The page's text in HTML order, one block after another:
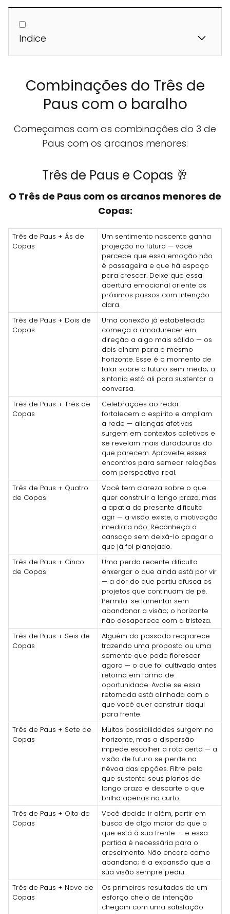
Indice
Combinações do Três de
Paus com o baralho
Começamos com as combinações do 3 de
Paus com os arcanos menores:
Três de Paus e Copas 🥂
O Três de Paus com os arcanos menores de
Copas:
Três de Paus + Ás de
Copas
Um sentimento nascente ganha
projeção no futuro — você
percebe que essa emoção não
é passageira e que há espaço
para crescer. Deixe que essa
abertura emocional oriente os
próximos passos com intenção
clara.
Três de Paus + Dois de
Copas
Uma conexão já estabelecida
começa a amadurecer em
direção a algo mais sólido — os
dois olham para o mesmo
horizonte. Esse é o momento de
falar sobre o futuro sem medo; a
sintonia está ali para sustentar a
conversa.
Três de Paus + Três de
Copas
Celebrações ao redor
fortalecem o espírito e ampliam
a rede — alianças afetivas
surgem em contextos coletivos e
se revelam mais duradouras do
que parecem. Aproveite esses
encontros para semear relações
com perspectiva real.
Três de Paus + Quatro
de Copas
Você tem clareza sobre o que
quer construir a longo prazo, mas
a apatia do presente dificulta
agir — a visão existe, a motivação
imediata não. Reconheça o
cansaço sem deixá-lo apagar o
que já foi planejado.
Três de Paus + Cinco
de Copas
Uma perda recente dificulta
enxergar o que ainda está por vir
— a dor do que partiu ofusca os
projetos que continuam de pé.
Permita-se lamentar sem
abandonar a visão; o horizonte
não desaparece com a tristeza.
Três de Paus + Seis de
Copas
Alguém do passado reaparece
trazendo uma proposta ou uma
semente que pode florescer
agora — o que foi cultivado antes
retorna em forma de
oportunidade. Avalie se essa
retomada está alinhada com o
que você quer construir daqui
para frente.
Três de Paus + Sete de
Copas
Muitas possibilidades surgem no
horizonte, mas a dispersão
impede escolher a rota certa — a
visão de futuro se perde na
névoa das opções. Filtre pelo
que sustenta seus planos de
longo prazo e descarte o que
brilha apenas no curto.
Três de Paus + Oito de
Copas
Você decide ir além, partir em
busca de algo maior do que o
que está à sua frente — e essa
partida é necessária para o
crescimento. Não encare como
abandono; é a expansão que a
sua visão sempre pediu.
Três de Paus + Nove de
Copas
Os primeiros resultados de um
esforço cheio de intenção
chegam com uma satisfação